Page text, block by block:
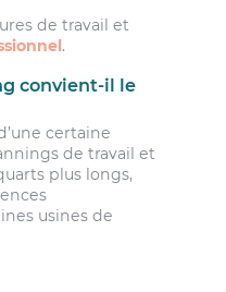
de travail et
.
convient-il le
certaine
de travail et
plus longs,
usines de